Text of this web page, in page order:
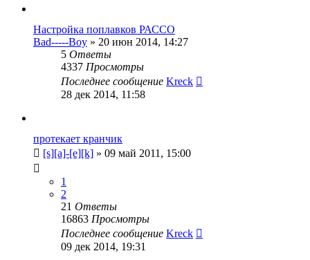
Настройка поплавков РАССО
Bad-----Boy » 20 июн 2014, 14:27
5 Ответы
4337 Просмотры
Последнее сообщение Kreck
28 дек 2014, 11:58
протекает кранчик
[s][a]-[e][k] » 09 май 2011, 15:00
1
2
21 Ответы
16863 Просмотры
Последнее сообщение Kreck
09 дек 2014, 19:31